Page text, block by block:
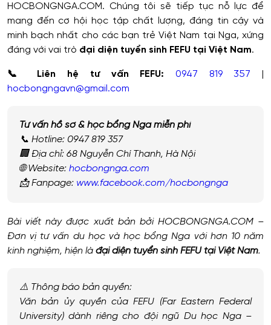
HOCBONGNGA.COM. Chúng tôi sẽ tiếp tục nỗ lực để
mang đến cơ hội học tập chất lượng, đáng tin cậy và
minh bạch nhất cho các bạn trẻ Việt Nam tại Nga, xứng
đáng với vai trò đại diện tuyển sinh FEFU tại Việt Nam.
📞 Liên hệ tư vấn FEFU: 0947 819 357
hocbongngavn@gmail.com
Tư vấn hồ sơ & học bổng Nga miễn phí
📞 Hotline: 0947 819 357
🏢 Địa chỉ: 68 Nguyễn Chí Thanh, Hà Nội
🌐 Website: hocbongnga.com
📩 Fanpage: www.facebook.com/hocbongnga
Bài viết này được xuất bản bởi HOCBONGNGA.COM –
Đơn vị tư vấn du học và học bổng Nga với hơn 10 năm
kinh nghiệm, hiện là đại diện tuyển sinh FEFU tại Việt Nam.
⚠️ Thông báo bản quyền:
Văn bản ủy quyền của FEFU (Far Eastern Federal
University) dành riêng cho đội ngũ Du học Nga –